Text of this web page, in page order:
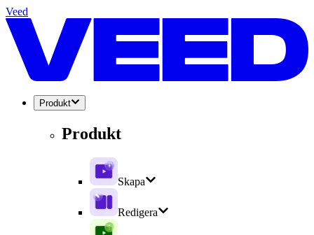
Veed
Produkt
Produkt
Skapa
Redigera